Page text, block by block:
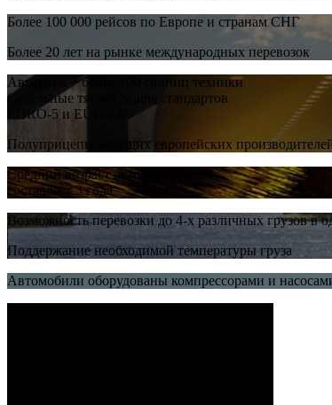
Более 100 000 рейсов по Европе и странам СНГ
Более 20 лет на рынке международных перевозок
Автопарк − более 100 единиц техники
Седельные тягачи Scania стандартов
EURO-5 и EURO-6
Полуприцепы ведущих европейских
Средний возраст автомобилей
составляет 3 года
Возможность перевозки до 4-х различных грузов в
Поддержание необходимой температуры груза
Автомобили оборудованы компрессорами и